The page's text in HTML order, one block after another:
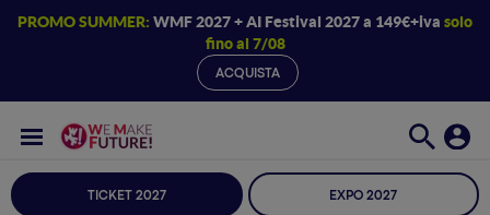
PROMO SUMMER: WMF 2027 + AI Festival 2027 a 149€+iva solo
fino al 7/08
ACQUISTA
TICKET 2027 EXPO 2027